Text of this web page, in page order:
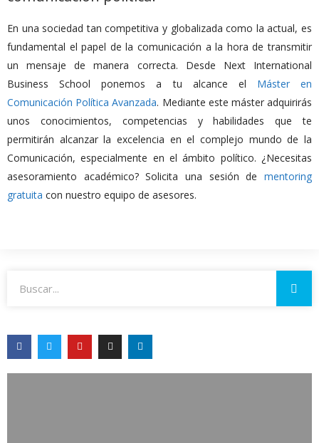
En una sociedad tan competitiva y globalizada como la actual, es
fundamental el papel de la comunicación a la hora de transmitir
un mensaje de manera correcta. Desde Next International
Business School ponemos a tu alcance el Máster en
Comunicación Política Avanzada. Mediante este máster adquirirás
unos conocimientos, competencias y habilidades que te
permitirán alcanzar la excelencia en el complejo mundo de la
Comunicación, especialmente en el ámbito político. ¿Necesitas
asesoramiento académico? Solicita una sesión de mentoring
gratuita con nuestro equipo de asesores.